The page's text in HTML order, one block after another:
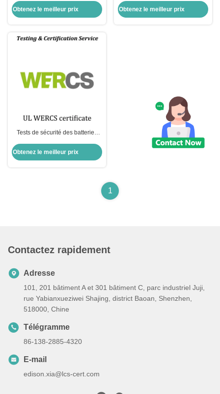
Éléments de test ROHS des
batteries Normes obligatoires
Obtenez le meilleur prix
de batteries Normes communes
d'essai
Obtenez le meilleur prix
Tests de sécurité des batteries
WERCSmart
Obtenez le meilleur prix
1
Contactez rapidement
Adresse
101, 201 bâtiment A et 301 bâtiment C, parc industriel Juji,
rue Yabianxueziwei Shajing, district Baoan, Shenzhen,
518000, Chine
Télégramme
86-138-2885-4320
E-mail
edison.xia@lcs-cert.com